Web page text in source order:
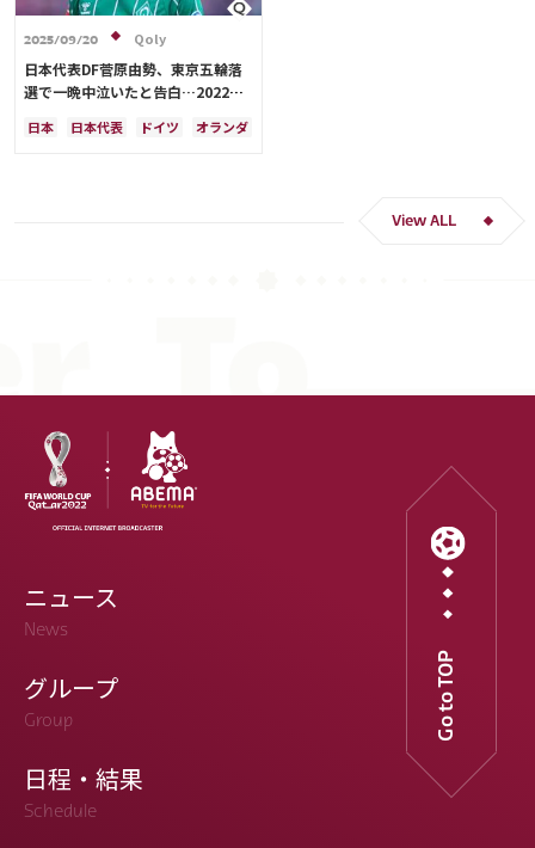
2025/09/20 Qoly
日本代表DF菅原由勢、東京五輪落
選で一晩中泣いたと告白…2022年
く「受け入れるのは難しかった」
日本 日本代表 ドイツ オランダ
View ALL
ニュース
News
グループ
Group
日程・結果
Schedule
Go to TOP